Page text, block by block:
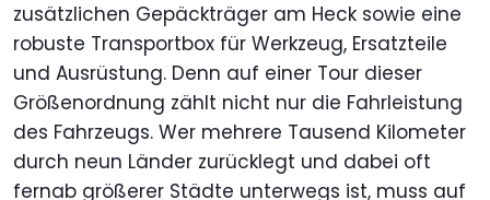
zusätzlichen Gepäckträger am Heck sowie eine
robuste Transportbox für Werkzeug, Ersatzteile
und Ausrüstung. Denn auf einer Tour dieser
Größenordnung zählt nicht nur die Fahrleistung
des Fahrzeugs. Wer mehrere Tausend Kilometer
durch neun Länder zurücklegt und dabei oft
fernab größerer Städte unterwegs ist, muss auf